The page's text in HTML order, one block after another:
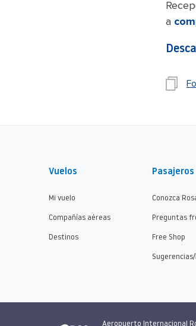
a
Vuelos
Mi vuelo
Compañías aéreas
Destinos
Pasajeros
Conozca
Preguntas
Free Shop
Aeropuerto Internacional